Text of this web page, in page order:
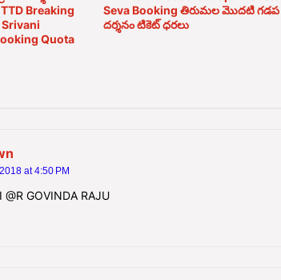
TTD Breaking
Srivani
Quota
Seva Booking తిరుమల మొదటి గడప
దర్శనం టికెట్ ధరలు
at 4:50 PM
@R GOVINDA RAJU